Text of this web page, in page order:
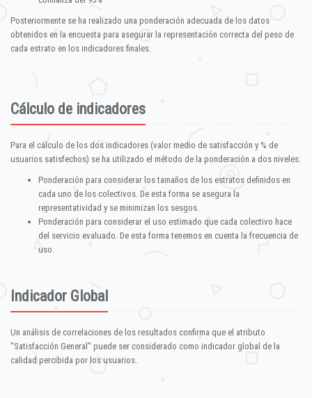
Posteriormente se ha realizado una ponderación adecuada de los datos
obtenidos en la encuesta para asegurar la representación correcta del peso de
cada estrato en los indicadores finales.
Cálculo de indicadores
Para el cálculo de los dos indicadores (valor medio de satisfacción y % de
usuarios satisfechos) se ha utilizado el método de la ponderación a dos niveles:
Ponderación para considerar los tamaños de los estratos definidos en
cada uno de los colectivos. De esta forma se asegura la
representatividad y se minimizan los sesgos.
Ponderación para considerar el uso estimado que cada colectivo hace
del servicio evaluado. De esta forma tenemos en cuenta la frecuencia de
uso.
Indicador Global
Un análisis de correlaciones de los resultados confirma que el atributo
"Satisfacción General" puede ser considerado como indicador global de la
calidad percibida por los usuarios.